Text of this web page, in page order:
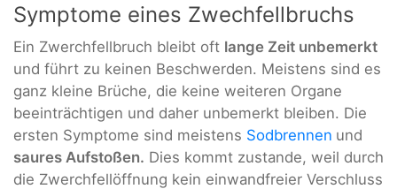
Symptome eines Zwechfellbruchs
Ein Zwerchfellbruch bleibt oft lange Zeit unbemerkt
und führt zu keinen Beschwerden. Meistens sind es
ganz kleine Brüche, die keine weiteren Organe
beeinträchtigen und daher unbemerkt bleiben. Die
ersten Symptome sind meistens Sodbrennen und
saures Aufstoßen. Dies kommt zustande, weil durch
die Zwerchfellöffnung kein einwandfreier Verschluss